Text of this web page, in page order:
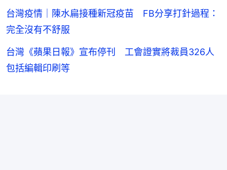
台灣疫情｜陳水扁接種新冠疫苗 FB分享打針過程：
完全沒有不舒服
台灣《蘋果日報》宣布停刊 工會證實將裁員326人
包括編輯印刷等